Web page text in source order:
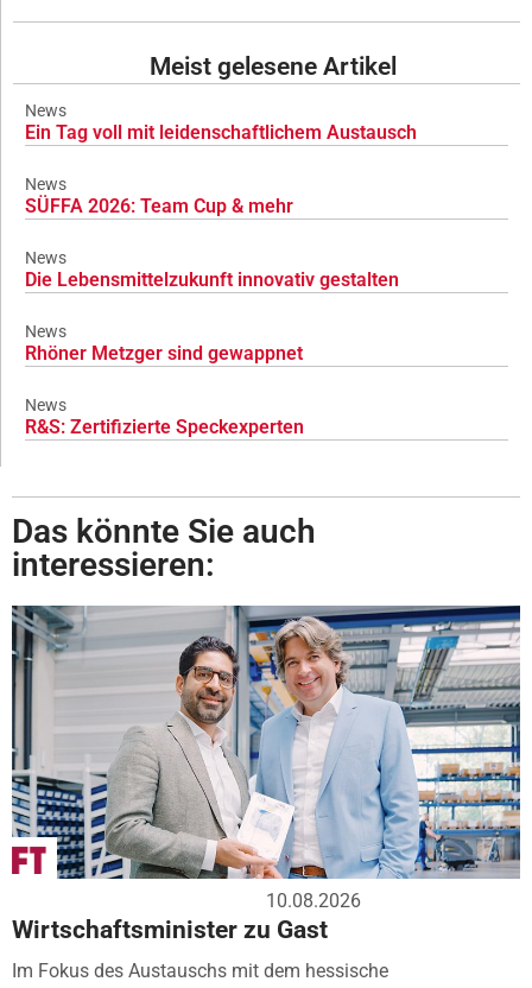
Meist gelesene Artikel
News
Ein Tag voll mit leidenschaftlichem Austausch
News
SÜFFA 2026: Team Cup & mehr
News
Die Lebensmittelzukunft innovativ gestalten
News
Rhöner Metzger sind gewappnet
News
R&S: Zertifizierte Speckexperten
Das könnte Sie auch
interessieren:
10.08.2026
Wirtschaftsminister zu Gast
Im Fokus des Austauschs mit dem hessische